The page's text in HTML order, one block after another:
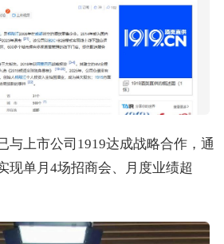
与上市公司1919达成战略合作，通
现单月4场招商会、月度业绩超